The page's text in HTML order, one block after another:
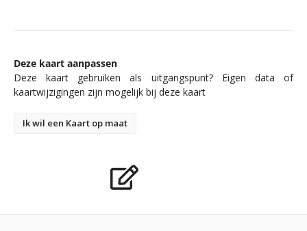
Deze kaart aanpassen
Deze kaart gebruiken als uitgangspunt? Eigen data of
kaartwijzigingen zijn mogelijk bij deze kaart
Ik wil een Kaart op maat